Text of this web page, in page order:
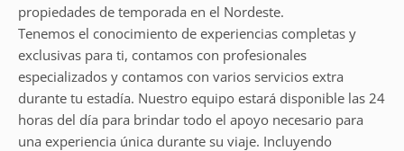
propiedades de temporada en el Nordeste.
Tenemos el conocimiento de experiencias completas y
exclusivas para ti, contamos con profesionales
especializados y contamos con varios servicios extra
durante tu estadía. Nuestro equipo estará disponible las 24
horas del día para brindar todo el apoyo necesario para
una experiencia única durante su viaje. Incluyendo